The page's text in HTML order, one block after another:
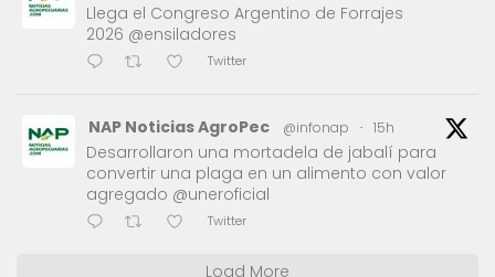
Llega el Congreso Argentino de Forrajes
2026 @ensiladores
Twitter
NAP Noticias AgroPec @infonap · 15h
Desarrollaron una mortadela de jabalí para
convertir una plaga en un alimento con valor
agregado @uneroficial
Twitter
Load More